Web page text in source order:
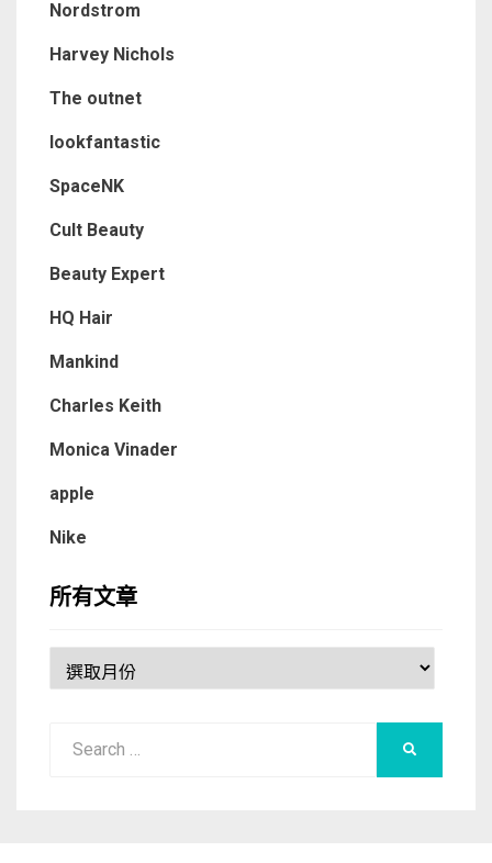
Nordstrom
Harvey Nichols
The outnet
lookfantastic
SpaceNK
Cult Beauty
Beauty Expert
HQ Hair
Mankind
Charles Keith
Monica Vinader
apple
Nike
所有文章
有